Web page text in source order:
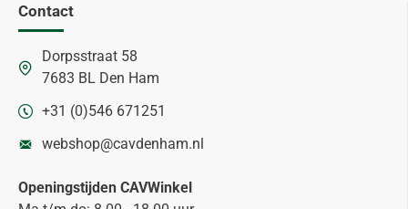
Contact
Dorpsstraat 58
7683 BL Den Ham
+31 (0)546 671251
webshop@cavdenham.nl
Openingstijden CAVWinkel